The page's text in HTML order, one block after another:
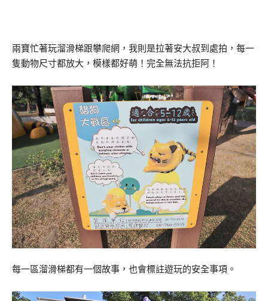
兩寶忙著玩溜滑梯跟攀爬網，我則是拉著安大叔到處拍，每一
隻動物尺寸都放大，模樣都好萌！完全無法抗拒阿！
每一區溜滑梯都有一個故事，也會標註遊玩的安全事項。